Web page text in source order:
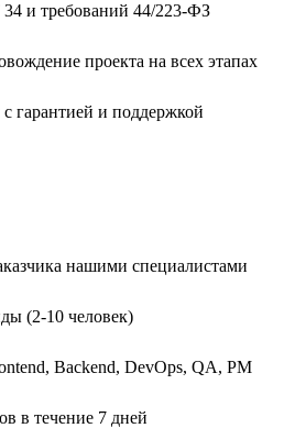
и требований 44/223-ФЗ
проекта на всех этапах
гарантией и поддержкой
нашими специалистами
(2-10 человек)
Backend, DevOps, QA, PM
в течение 7 дней